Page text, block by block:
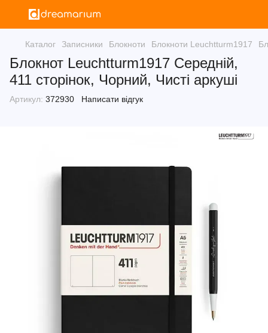
Каталог Записники Блокноти Блокноти Leuchtturm1917
Блокнот Leuchtturm1917 Середній,
411 сторінок, Чорний, Чисті аркуші
Артикул: 372930 Написати відгук